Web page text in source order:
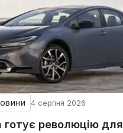
4 серпня 2026
готує революцію для